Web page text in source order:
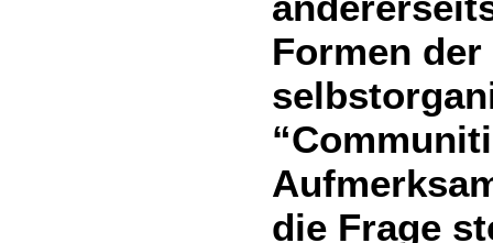
Formen
die Frage